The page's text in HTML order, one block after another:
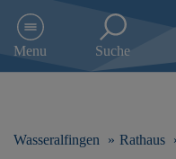
e
Menu Suche
Wasseralfingen Rathaus